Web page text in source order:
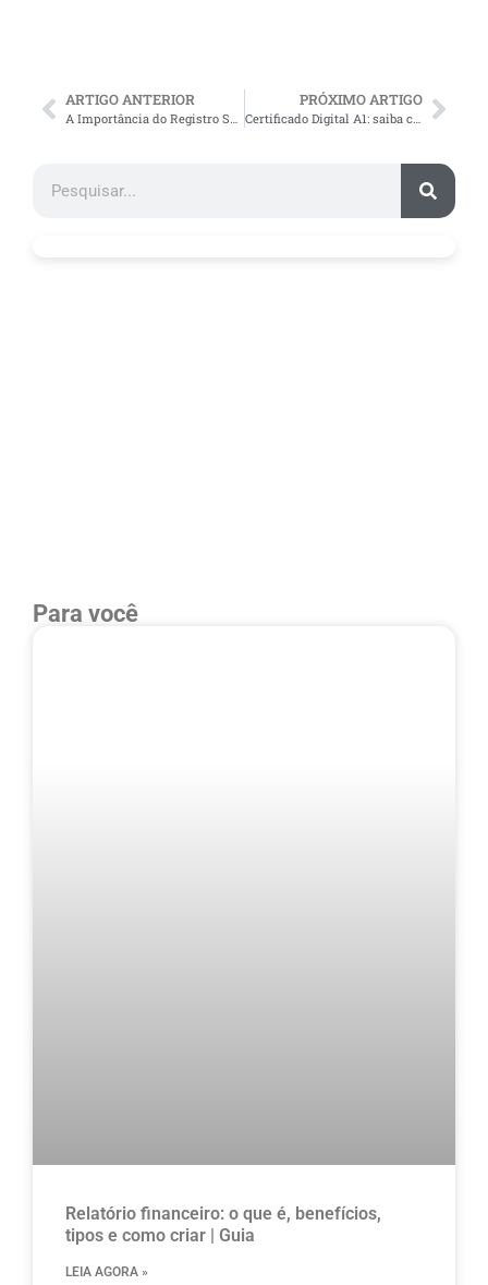
ARTIGO ANTERIOR
A Importância do Registro Sanitário para as empresas
PRÓXIMO ARTIGO
Certificado Digital A1: saiba como funciona!
Para você
Relatório financeiro: o que é, benefícios,
tipos e como criar | Guia
LEIA AGORA »